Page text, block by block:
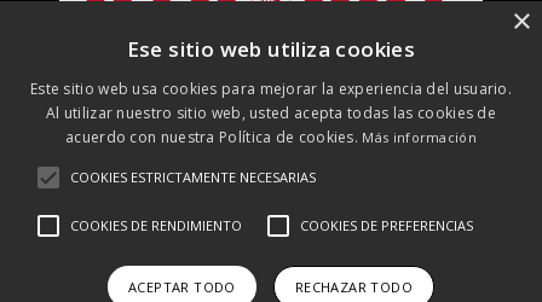
de RRSS
×
Ese sitio web utiliza cookies
Este sitio web usa cookies para mejorar la experiencia del usuario.
Al utilizar nuestro sitio web, usted acepta todas las cookies de
acuerdo con nuestra Política de cookies. Más información
COOKIES ESTRICTAMENTE NECESARIAS
COOKIES DE RENDIMIENTO COOKIES DE PREFERENCIAS
ACEPTAR TODO RECHAZAR TODO